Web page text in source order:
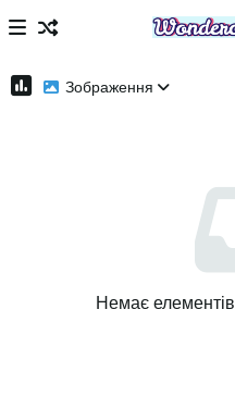
Зображення
Немає